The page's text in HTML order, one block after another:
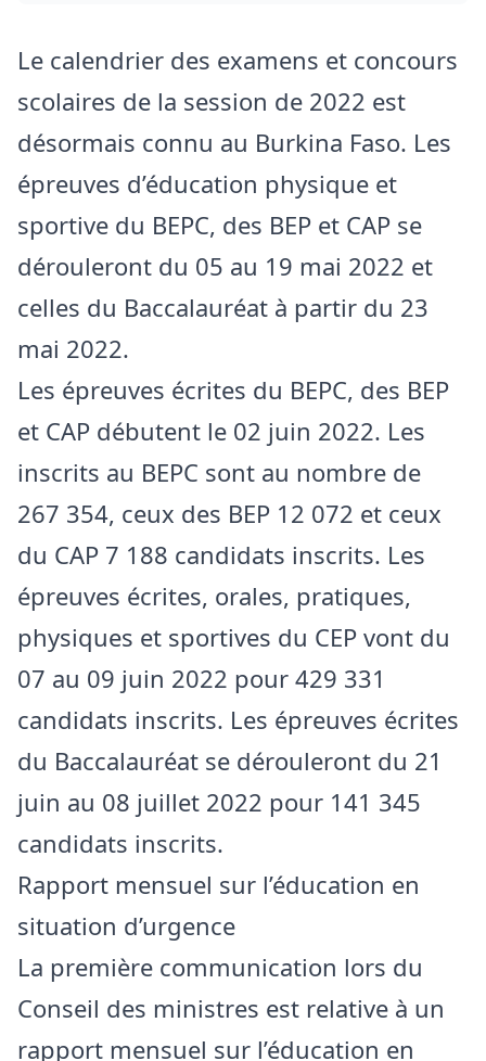
Le calendrier des examens et concours
scolaires de la session de 2022 est
désormais connu au Burkina Faso. Les
épreuves d’éducation physique et
sportive du BEPC, des BEP et CAP se
dérouleront du 05 au 19 mai 2022 et
celles du Baccalauréat à partir du 23
mai 2022.
Les épreuves écrites du BEPC, des BEP
et CAP débutent le 02 juin 2022. Les
inscrits au BEPC sont au nombre de
267 354, ceux des BEP 12 072 et ceux
du CAP 7 188 candidats inscrits. Les
épreuves écrites, orales, pratiques,
physiques et sportives du CEP vont du
07 au 09 juin 2022 pour 429 331
candidats inscrits. Les épreuves écrites
du Baccalauréat se dérouleront du 21
juin au 08 juillet 2022 pour 141 345
candidats inscrits.
Rapport mensuel sur l’éducation en
situation d’urgence
La première communication lors du
Conseil des ministres est relative à un
rapport mensuel sur l’éducation en